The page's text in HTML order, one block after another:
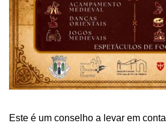
Este é um conselho a levar em conta